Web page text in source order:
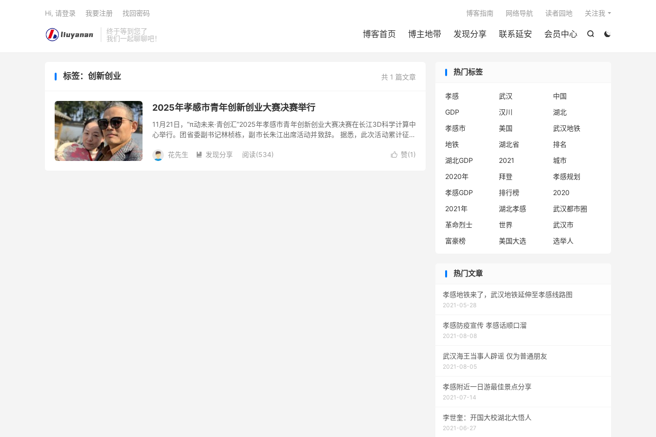
终于等到您了
我们一起聊聊吧！


博客首页 博主地带 发现分享 联系延安 会员中心
博客指南 网络导航 读者园地 关注我
Hi, 请登录 我要注册 找回密码
共 1 篇文章
标签：创新创业
2025年孝感市青年创新创业大赛决赛举行
11月21日，“π动未来·青创汇”2025年孝感市青年创新创业大赛决赛在长江3D科学计算中
心举行。团省委副书记林桢栋，副市长朱江出席活动并致辞。 据悉，此次活动累计征集
 赞(1)
花先生  发现分享 阅读(534)
热门标签
孝感 武汉
中国
GDP
汉川
湖北
孝感市
美国
武汉地铁
地铁
湖北省
排名
湖北GDP
2021
城市
2020年
拜登
孝感规划
孝感GDP
排行榜
2020
2021年
湖北孝感
武汉都市圈
革命烈士
世界
武汉市
富豪榜
美国大选 选举人
热门文章
孝感地铁来了，武汉地铁延伸至孝感线路图
2021-05-28
孝感防疫宣传 孝感话顺口溜
2021-08-08
武汉海王当事人辟谣 仅为普通朋友
2021-08-05
孝感附近一日游最佳景点分享
2021-07-14
李世奎：开国大校湖北大悟人
2021-06-27